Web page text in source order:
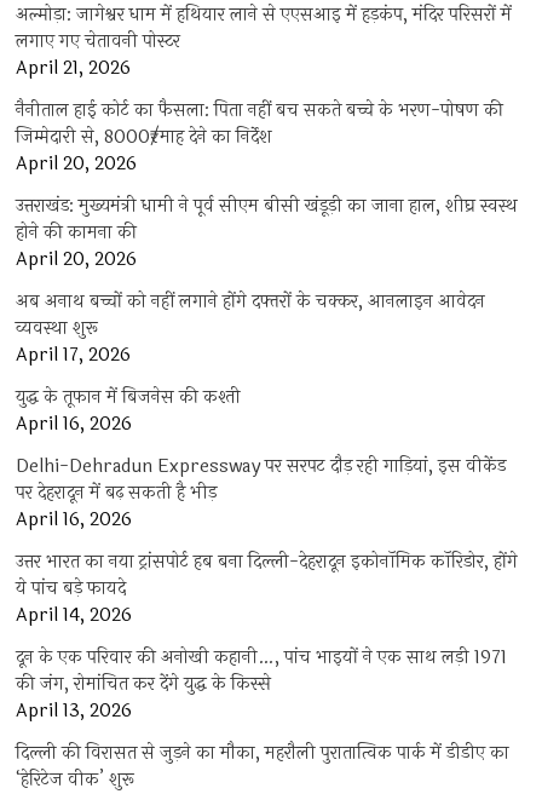
अल्मोड़ा: जागेश्वर धाम में हथियार लाने से एएसआइ में हड़कंप, मंदिर परिसरों में
लगाए गए चेतावनी पोस्टर
April 21, 2026
नैनीताल हाई कोर्ट का फैसला: पिता नहीं बच सकते बच्चे के भरण-पोषण की
जिम्मेदारी से, 8000₹/माह देने का निर्देश
April 20, 2026
उत्तराखंड: मुख्यमंत्री धामी ने पूर्व सीएम बीसी खंडूड़ी का जाना हाल, शीघ्र स्वस्थ
होने की कामना की
April 20, 2026
अब अनाथ बच्चों को नहीं लगाने होंगे दफ्तरों के चक्कर, आनलाइन आवेदन
व्यवस्था शुरू
April 17, 2026
युद्ध के तूफान में बिजनेस की कश्ती
April 16, 2026
Delhi-Dehradun Expressway पर सरपट दौड़ रही गाड़ियां, इस वीकेंड
पर देहरादून में बढ़ सकती है भीड़
April 16, 2026
उत्तर भारत का नया ट्रांसपोर्ट हब बना दिल्ली-देहरादून इकोनॉमिक कॉरिडोर, होंगे
ये पांच बड़े फायदे
April 14, 2026
दून के एक परिवार की अनोखी कहानी…, पांच भाइयों ने एक साथ लड़ी 1971
की जंग, रोमांचित कर देंगे युद्ध के किस्से
April 13, 2026
दिल्ली की विरासत से जुड़ने का मौका, महरौली पुरातात्विक पार्क में डीडीए का
‘हेरिटेज वीक’ शुरू